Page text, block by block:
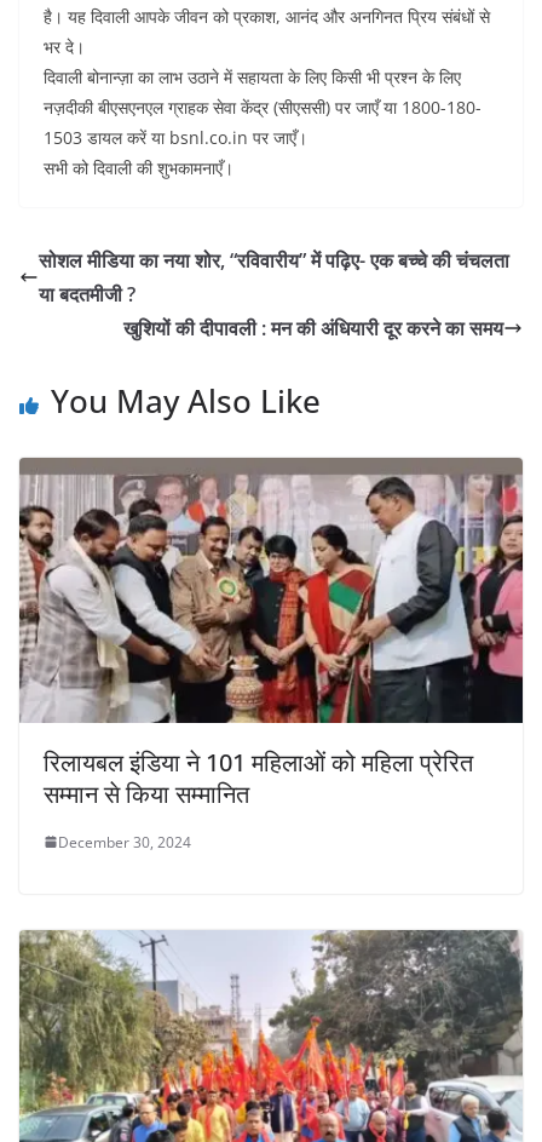
है। यह दिवाली आपके जीवन को प्रकाश, आनंद और अनगिनत प्रिय संबंधों से
भर दे।
दिवाली बोनान्ज़ा का लाभ उठाने में सहायता के लिए किसी भी प्रश्न के लिए
नज़दीकी बीएसएनएल ग्राहक सेवा केंद्र (सीएससी) पर जाएँ या 1800-180-
1503 डायल करें या bsnl.co.in पर जाएँ।
सभी को दिवाली की शुभकामनाएँ।
सोशल मीडिया का नया शोर, “रविवारीय” में पढ़िए- एक बच्चे की चंचलता
या बदतमीजी ?
खुशियों की दीपावली : मन की अंधियारी दूर करने का समय
You May Also Like
रिलायबल इंडिया ने 101 महिलाओं को महिला प्रेरित
सम्मान से किया सम्मानित
December 30, 2024